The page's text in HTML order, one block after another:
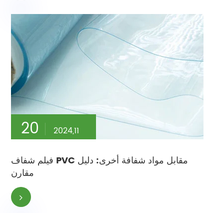
20 2024,11
فيلم شفاف PVC مقابل مواد شفافة أخرى: دليل
مقارن